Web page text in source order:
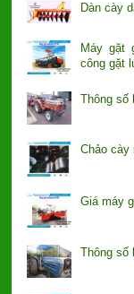
Dàn cày
Máy gặt
công gặt
Thông số
Chảo cày
Giá máy
Thông số